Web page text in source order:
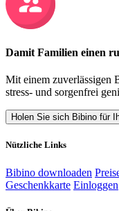
Damit Familien einen
Mit einem zuverlässigen
stress- und sorgenfrei
Holen Sie sich Bibino für
Nützliche Links
Bibino downloaden
Geschenkkarte Einloggen